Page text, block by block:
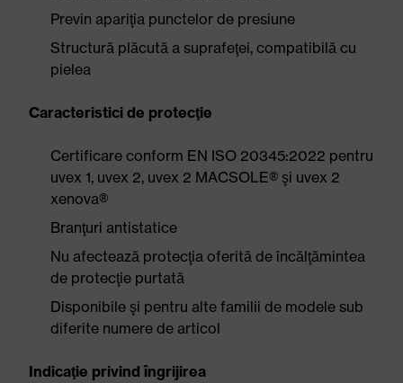
Previn apariţia punctelor de presiune
Structură plăcută a suprafeţei, compatibilă cu
pielea
Caracteristici de protecţie
Certificare conform EN ISO 20345:2022 pentru
uvex 1, uvex 2, uvex 2 MACSOLE® şi uvex 2
xenova®
Branţuri antistatice
Nu afectează protecţia oferită de încălţămintea
de protecţie purtată
Disponibile şi pentru alte familii de modele sub
diferite numere de articol
Indicaţie privind îngrijirea